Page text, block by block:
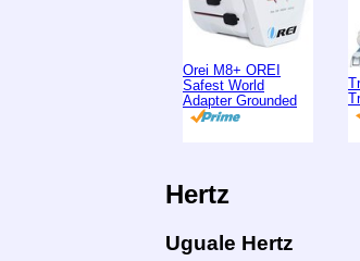
Orei M8+ OREI
Safest World
Adapter Grounded
Hertz
Uguale Hertz